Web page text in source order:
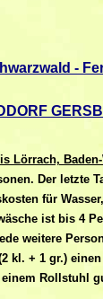
-
Lörrach,
Der letzte
für
ist bis 4
weitere
kl. + 1 gr.)
Rollstuhl